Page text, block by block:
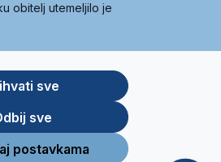
obitelj utemeljilo je
sve
sve
postavkama